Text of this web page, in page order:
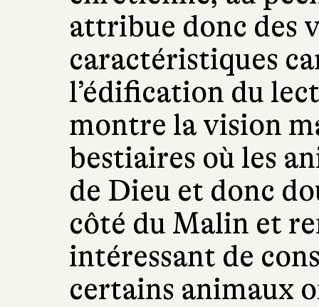
attribue donc des
caractéristiques
l’édification du
montre la vision
bestiaires où les
de Dieu et donc
côté du Malin et
intéressant de
certains animaux